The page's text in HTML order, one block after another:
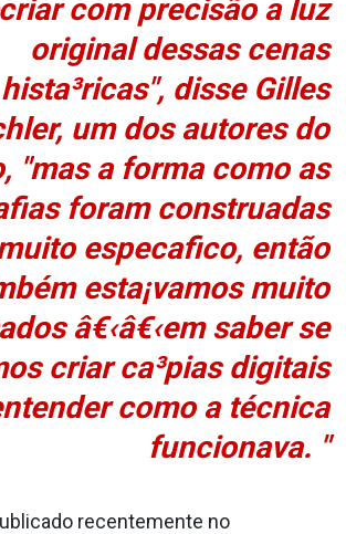
com precisão a luz
original dessas cenas
hista³ricas", disse Gilles
um dos autores do
"mas a forma como as
foram construa­das
especa­fico, então
esta¡vamos muito
â€‹â€‹em saber se
criar ca³pias digitais
como a técnica
funcionava. "
recentemente no